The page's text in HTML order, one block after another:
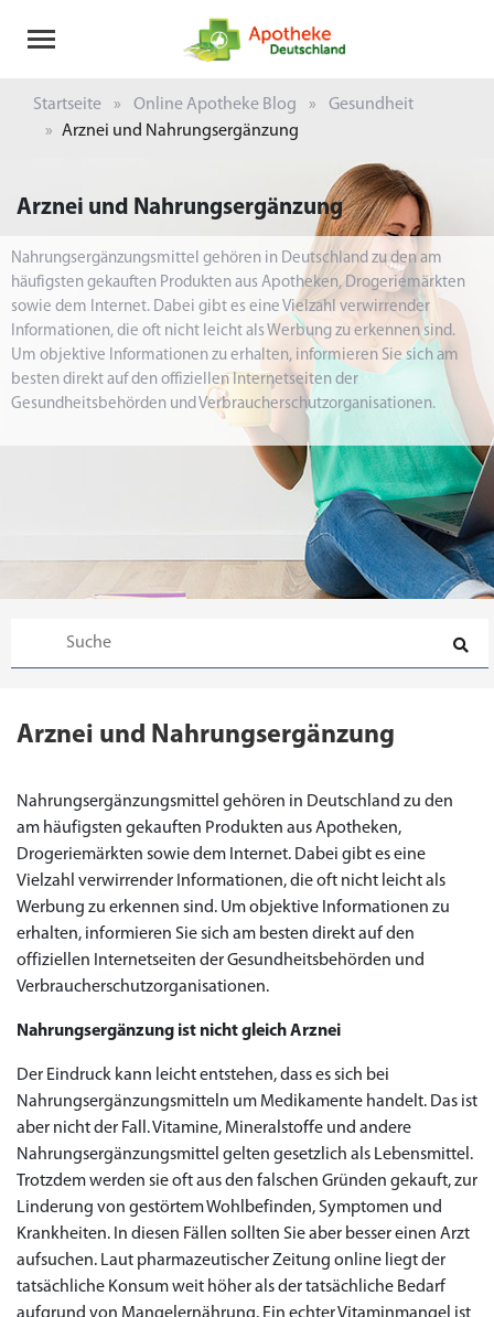
Startseite Online Apotheke Blog
Gesundheit
Arznei und Nahrungsergänzung
Arznei und Nahrungsergänzung
Nahrungsergänzungsmittel gehören in Deutschland zu den am
häufigsten gekauften Produkten aus Apotheken, Drogeriemärkten
sowie dem Internet. Dabei gibt es eine Vielzahl verwirrender
Informationen, die oft nicht leicht als Werbung zu erkennen sind.
Um objektive Informationen zu erhalten, informieren Sie sich am
besten direkt auf den offiziellen Internetseiten der
Gesundheitsbehörden und Verbraucherschutzorganisationen.
Arznei und Nahrungsergänzung
Nahrungsergänzungsmittel gehören in Deutschland zu den
am häufigsten gekauften Produkten aus Apotheken,
Drogeriemärkten sowie dem Internet. Dabei gibt es eine
Vielzahl verwirrender Informationen, die oft nicht leicht als
Werbung zu erkennen sind. Um objektive Informationen zu
erhalten, informieren Sie sich am besten direkt auf den
offiziellen Internetseiten der Gesundheitsbehörden und
Verbraucherschutzorganisationen.
Nahrungsergänzung ist nicht gleich Arznei
Der Eindruck kann leicht entstehen, dass es sich bei
Nahrungsergänzungsmitteln um Medikamente handelt. Das ist
aber nicht der Fall. Vitamine, Mineralstoffe und andere
Nahrungsergänzungsmittel gelten gesetzlich als Lebensmittel.
Trotzdem werden sie oft aus den falschen Gründen gekauft, zur
Linderung von gestörtem Wohlbefinden, Symptomen und
Krankheiten. In diesen Fällen sollten Sie aber besser einen Arzt
aufsuchen. Laut pharmazeutischer Zeitung online liegt der
tatsächliche Konsum weit höher als der tatsächliche Bedarf
Sildenafil 100mg
€26.35
← Return to shop
Cialis Original
€28.17
← Return to shop
Levitra Original
€29.08
← Return to shop
Viagra Generika
€23.62
← Return to shop
Cialis Generika
€29.98
← Return to shop
Levitra Generika
€27.26
← Return to shop
Viagra Soft Tabs
€36.34
← Return to shop
Kamagra Oral Jelly
€29.08
← Return to shop
Kamagra 100mg
€62.69
← Return to shop
Super Kamagra
€25.44
← Return to shop
Kamagra Gold
€138.11
← Return to shop
Cialis Professional
€56.33
← Return to shop
Levitra Professional
€45.43
← Return to shop
Tadagra Professional
€0.00
← Return to shop
Apcalis Oral Jelly
€37.25
← Return to shop
Priligy Generika
Dapoxetin
€15.45
← Return to shop to Cart
Spedra Generika
€0.00
← Return to shop
LIDA Dai dai hua
€0.00
← Return to shop
Xenical Generika
€0.00
← Return to shop
Lovegra
€14.54
← Return to shop
Addyi Generika
€0.00
← Return to shop
Ladygra
€0.00
← Return to shop